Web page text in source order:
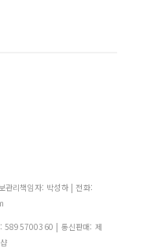
관리책임자: 박성하 | 전화:
5895700360 | 통신판매: 제